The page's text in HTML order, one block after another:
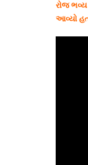
રોજ ભવ્ય
આવ્યો